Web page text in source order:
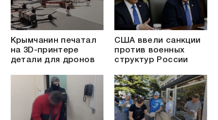
Крымчанин печатал
на 3D-принтере
детали для дронов
США ввели санкции
против военных
структур России